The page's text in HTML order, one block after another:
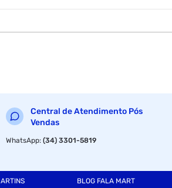
Central de Atendimento Pós
Vendas
WhatsApp:(34) 3301-5819
BLOG FALA MART